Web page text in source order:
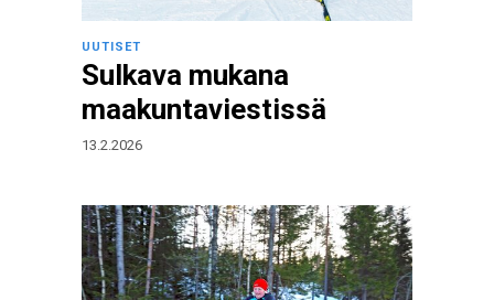
UUTISET
Sulkava mukana
maakuntaviestissä
13.2.2026